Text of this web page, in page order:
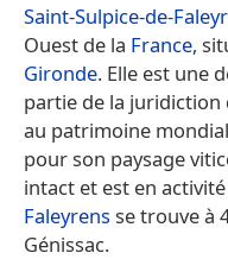
Saint-Sulpice-de-
Ouest de la France,
Gironde. Elle est une
partie de la juridiction
au patrimoine
pour son paysage
intact et est en
Faleyrensse trouve à
Génissac.